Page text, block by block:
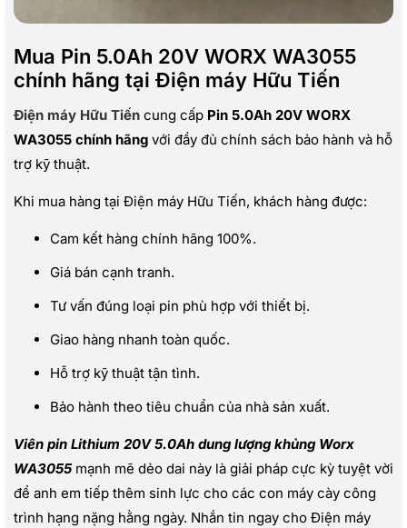
Mua Pin 5.0Ah 20V WORX WA3055
chính hãng tại Điện máy Hữu Tiến
Điện máy Hữu Tiến cung cấp Pin 5.0Ah 20V WORX
WA3055 chính hãng với đầy đủ chính sách bảo hành và hỗ
trợ kỹ thuật.
Khi mua hàng tại Điện máy Hữu Tiến, khách hàng được:
Cam kết hàng chính hãng 100%.
Giá bán cạnh tranh.
Tư vấn đúng loại pin phù hợp với thiết bị.
Giao hàng nhanh toàn quốc.
Hỗ trợ kỹ thuật tận tình.
Bảo hành theo tiêu chuẩn của nhà sản xuất.
Viên pin Lithium 20V 5.0Ah dung lượng khủng Worx
WA3055 mạnh mẽ dẻo dai này là giải pháp cực kỳ tuyệt vời
để anh em tiếp thêm sinh lực cho các con máy cày công
trình hạng nặng hằng ngày. Nhắn tin ngay cho Điện máy